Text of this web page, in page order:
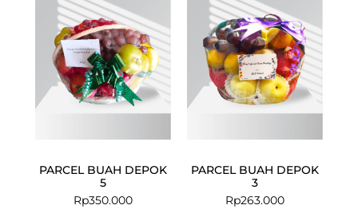
PARCEL BUAH DEPOK
5
Rp350.000
PARCEL BUAH DEPOK
3
Rp263.000